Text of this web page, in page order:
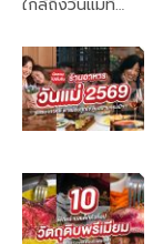
ใกล้ถึงวันแม่ที…